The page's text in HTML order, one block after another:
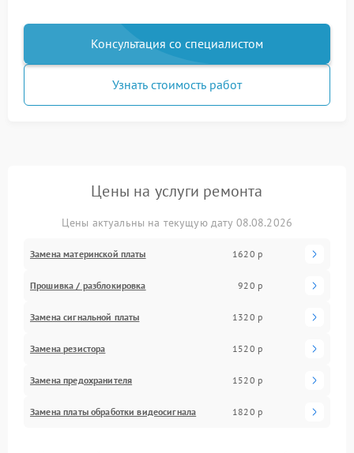
Консультация со специалистом
Узнать стоимость работ
Цены на услуги ремонта
Цены актуальны на текущую дату 08.08.2026
Замена материнской платы 1620 р
Прошивка / разблокировка 920 р
Замена сигнальной платы 1320 р
Замена резистора 1520 р
Замена предохранителя 1520 р
Замена платы обработки видеосигнала 1820 р